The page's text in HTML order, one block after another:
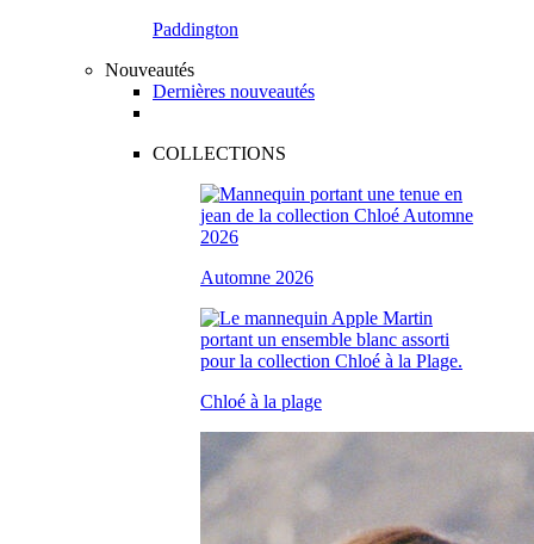
Paddington
Nouveautés
Dernières nouveautés
COLLECTIONS
Automne 2026
Chloé à la plage